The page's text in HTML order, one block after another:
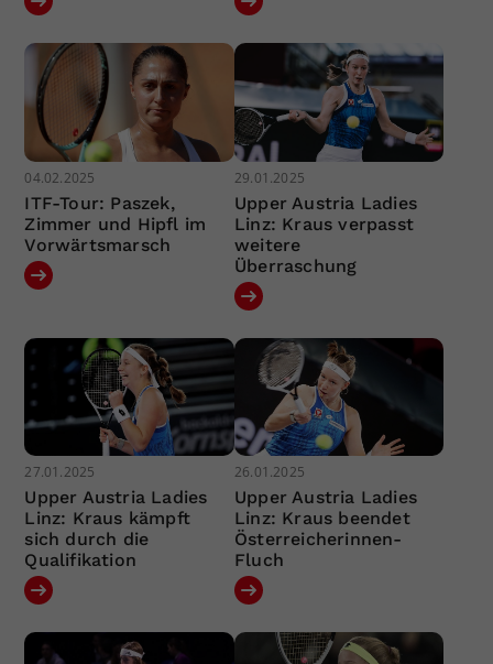
04.02.2025
ITF-Tour: Paszek,
Zimmer und Hipfl im
Vorwärtsmarsch
29.01.2025
Upper Austria Ladies
Linz: Kraus verpasst
weitere
Überraschung
27.01.2025
Upper Austria Ladies
Linz: Kraus kämpft
sich durch die
Qualifikation
26.01.2025
Upper Austria Ladies
Linz: Kraus beendet
Österreicherinnen-
Fluch